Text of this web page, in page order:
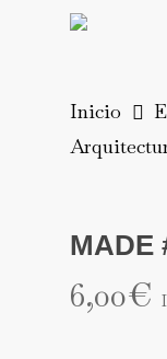
Inicio
MADE
6,00€